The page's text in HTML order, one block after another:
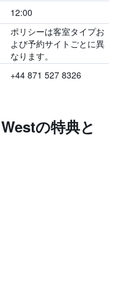
12:00
ポリシーは客室タイプお
よび予約サイトごとに異
なります。
+44 871 527 8326
の特典と